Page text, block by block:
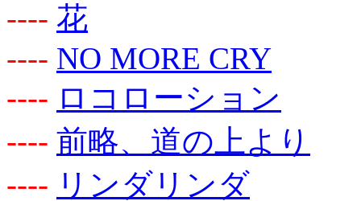
---- 花
---- NO MORE CRY
---- ロコローション
---- 前略、道の上より
---- リンダリンダ